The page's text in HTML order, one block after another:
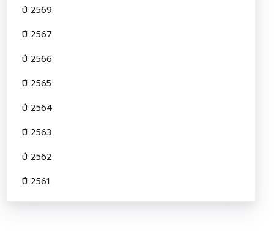
ปี 2569
ปี 2567
ปี 2566
ปี 2565
ปี 2564
ปี 2563
ปี 2562
ปี 2561